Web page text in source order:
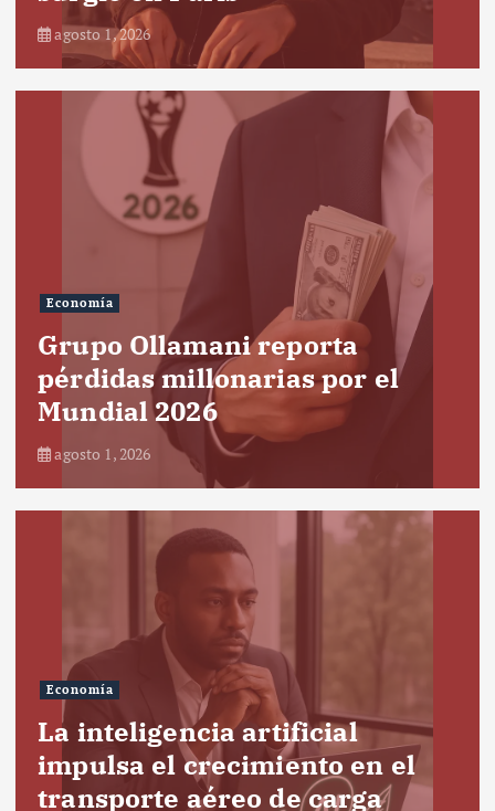
agosto 1, 2026
Economía
Grupo Ollamani reporta
pérdidas millonarias por el
Mundial 2026
agosto 1, 2026
Economía
La inteligencia artificial
impulsa el crecimiento en el
transporte aéreo de carga